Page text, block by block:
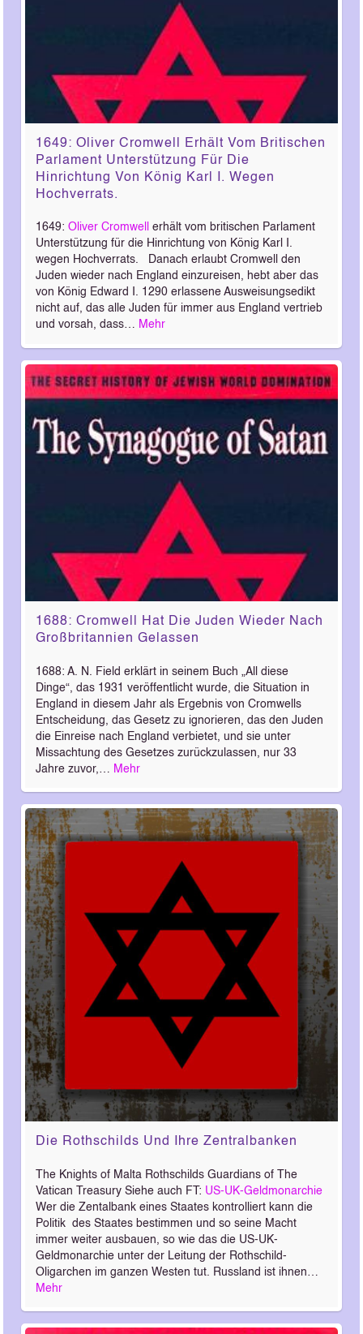
1649: Oliver Cromwell Erhält Vom Britischen
Parlament Unterstützung Für Die
Hinrichtung Von König Karl I. Wegen
Hochverrats.
1649:Oliver Cromwell
erhält vom britischen Parlament
Unterstützung für die Hinrichtung von König Karl I.
wegen Hochverrats. Danach erlaubt Cromwell den
Juden wieder nach England einzureisen, hebt aber das
von König Edward I. 1290 erlassene Ausweisungsedikt
nicht auf, das alle Juden für immer aus England vertrieb
und vorsah, dass… Mehr
1688: Cromwell Hat Die Juden Wieder Nach
Großbritannien Gelassen
1688: A. N. Field erklärt in seinem Buch „All diese
Dinge“, das 1931 veröffentlicht wurde, die Situation in
England in diesem Jahr als Ergebnis von Cromwells
Entscheidung, das Gesetz zu ignorieren, das den Juden
die Einreise nach England verbietet, und sie unter
Missachtung des Gesetzes zurückzulassen, nur 33
Jahre zuvor,… Mehr
Die Rothschilds Und Ihre Zentralbanken
The Knights of Malta Rothschilds Guardians of The
Vatican Treasury Siehe auch FT: US-UK-Geldmonarchie
Wer die Zentalbank eines Staates kontrolliert kann die
Politik des Staates bestimmen und so seine Macht
immer weiter ausbauen, so wie das die US-UK-
Geldmonarchie unter der Leitung der Rothschild-
Oligarchen im ganzen Westen tut. Russland ist ihnen…
Mehr